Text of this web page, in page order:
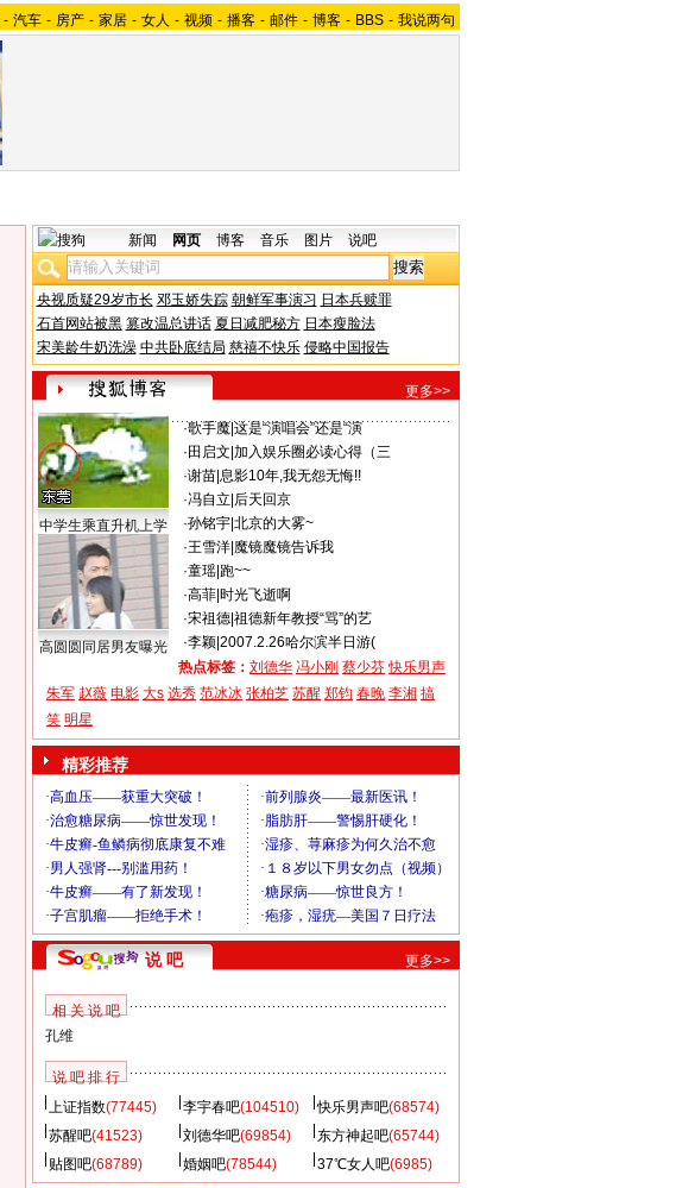
- 汽车 - 房产 - 家居 - 女人 - 视频 - 播客 - 邮件 - 博客 - BBS - 我说两句
新闻 网页 博客 音乐 图片 说吧
央视质疑29岁市长 邓玉娇失踪 朝鲜军事演习 日本兵赎罪
石首网站被黑 篡改温总讲话 夏日减肥秘方 日本瘦脸法
宋美龄牛奶洗澡 中共卧底结局 慈禧不快乐 侵略中国报告
更多>>
中学生乘直升机上学
高圆圆同居男友曝光
·歌手魔| 这是“演唱会”还是“演
· 田启文 加入娱乐圈必读心得（三
·谢苗| 息影10年,我无怨无悔!!
·冯自立 后天回京
·孙铭宇| 北京的大雾~
·王雪洋| 魔镜魔镜告诉我
·童瑶| 跑~~
·高菲| 时光飞逝啊
·宋祖德| 祖德新年教授“骂”的艺
·李颖| 2007.2.26哈尔滨半日游(
热点标签： 刘德华 冯小刚 蔡少芬 快乐男声
朱军 赵薇 电影 大s 选秀 范冰冰 张柏芝 苏醒 郑钧 春晚 李湘 搞
笑 明星
精彩推荐
说 吧 更多>>
相 关 说 吧
孔维
说 吧 排 行
上证指数(77445) 李宇春吧(104510) 快乐男声吧(68574)
苏醒吧(41523) 刘德华吧(69854) 东方神起吧(65744)
贴图吧(68789) 婚姻吧(78544) 37℃女人吧(6985)